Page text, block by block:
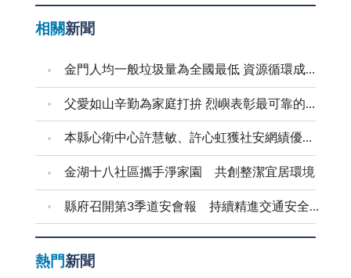
融合等等，都能具體、有效開拓金門的發展視野及空
間；但在此之前，請訴諸共通的經濟真理及政治語言
吧！
保平安。 不容否認，金門是恙蟲病傳染的高危險地
高峰期，請鄉親記得儘量不要進入草叢地帶，若需進入
感染危險地區旅遊或工作時，應注意不將皮膚暴露，最
好穿長袖衣褲、靴子、手套等，並每日沐浴換洗全部衣
物；身體裸露部份，應塗抹驅蟲藥劑或敵避劑，假如發
現身體不適，應儘速就醫，並告知醫師旅遊、暴露及接
觸史，以便早日診斷，對症下藥，確保身體健康！
次民調的議題範圍廣、爭議大，要受調者在短短的幾分
可能是人云亦云；意即在民眾無法充分了解問題的背景
下，很容易受到主流意見或背景聲音的主導，致令議題
失焦，阻斷「探求真意、了解需求」的民調本意；因
此，公部門或可考慮舉辦大型公聽會，具體呈現正、反
兩面意見，讓真理愈辯愈明，也讓民眾有機會具體了解
問題之癥結所在。 其三，問題的設計；民調的成功
與否，問題設計幾占七成；諸如「是否贊成中共飛彈對
的辭令，考驗受訪國學程度，模糊議題的辯證空間。觀
條之三，不能安全駕駛動力交通工具，處一年以下有期
徒刑、拘役或三萬元以下罰金。換言之，若被以「觸犯
包含上述「道路交通管理處罰條例」罰款，總額可能超
過十餘萬元，尤其，被吊扣駕照不能自行開車，出門將
有多麻煩？ 事實上，酒後開車會影響意識清醒度及
操作能力，最易肇禍，可能自己車毀人亡，也可能殃及
無辜路人、或其他駕駛人。前年，國內酒駕死亡人數五
百多個家庭破碎，因此，本月初內政部及交通部召開跨
○‧二五毫克，加嚴為○‧一五毫克；駕駛人超過○‧二五毫
島，大部分製作蛋糕的材料均需仰賴台灣輸入，加上市
場胃納有限，要降低成本，甚而保持和台灣均一的訂
價」的方式矇混消費者，實有道德面與適法性的疑慮。
對不應該有兩套尺寸標準；以計重為例，雖然台灣、金
同的「公制」，絕對不會有「金門的六寸等於台灣的八
寸」這類混淆視聽、將錯就錯的情形，因為，這將直接
損及消費者的權益。 談到消費者權益的維護，地區
日用品，基本上都會比台灣貴，多數鄉親們甚至也直覺
相關新聞
金門人均一般垃圾量為全國最低 資源循環成果獲肯定 逐步邁向永續島嶼典範
父愛如山辛勤為家庭打拚 烈嶼表彰最可靠的父親
本縣心衛中心許慧敏、許心虹獲社安網績優表揚
金湖十八社區攜手淨家園 共創整潔宜居環境
縣府召開第3季道安會報 持續精進交通安全作為
熱門新聞